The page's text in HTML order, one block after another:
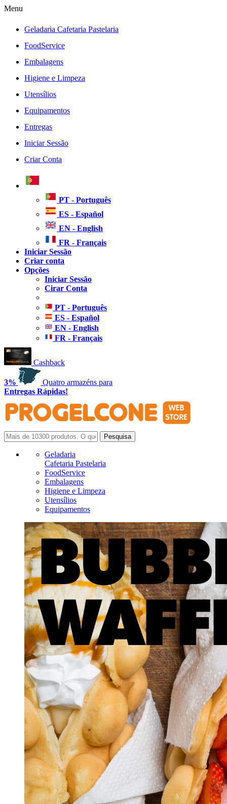
Menu
Geladaria Cafetaria Pastelaria
FoodService
Embalagens
Higiene e Limpeza
Utensílios
Equipamentos
Entregas
Iniciar Sessão
Criar Conta
PT - Português
ES - Español
EN - English
FR - Français
Iniciar Sessão
Criar conta
Opções
Iniciar Sessão
Cirar Conta
PT - Português
ES - Español
EN - English
FR - Français
Cashback
3%
Quatro armazéns para
Entregas Rápidas!
Geladaria
Cafetaria Pastelaria
FoodService
Embalagens
Higiene e Limpeza
Utensílios
Equipamentos